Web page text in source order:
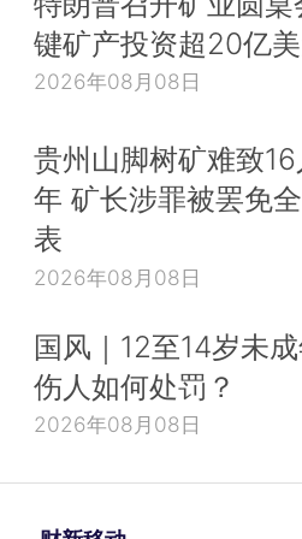
键矿产投资超20亿
2026年08月08日
贵州山脚树矿难致
年 矿长涉罪被罢免
表
2026年08月08日
国风｜12至14岁未
伤人如何处罚？
2026年08月08日